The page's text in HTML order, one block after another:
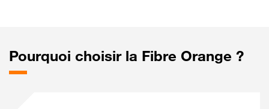
Pourquoi choisir la Fibre Orange ?